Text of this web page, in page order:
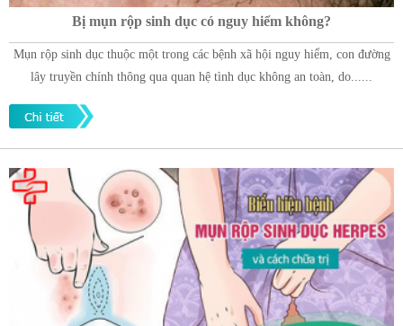
Bị mụn rộp sinh dục có nguy hiểm không?
Mụn rộp sinh dục thuộc một trong các bệnh xã hội nguy hiểm, con đường
lây truyền chính thông qua quan hệ tình dục không an toàn, do......